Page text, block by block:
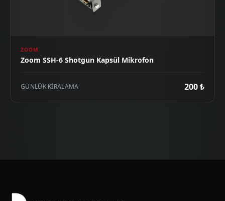
ZOOM
Zoom SSH-6 Shotgun Kapsül Mikrofon
GÜNLÜK KIRALAMA 200 ₺